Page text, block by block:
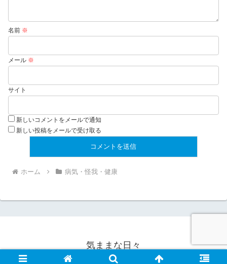
名前 ※
メール ※
サイト
新しいコメントをメールで通知
新しい投稿をメールで受け取る
ホーム 病気・怪我・健康
気ままな日々
© 2005 気ままな日々.